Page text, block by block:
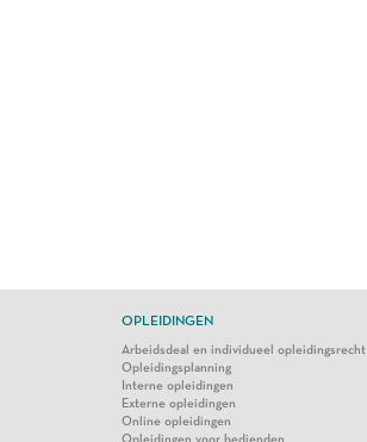
OPLEIDINGEN
Arbeidsdeal en individueel opleidingsrecht
Opleidingsplanning
Interne opleidingen
Externe opleidingen
Online opleidingen